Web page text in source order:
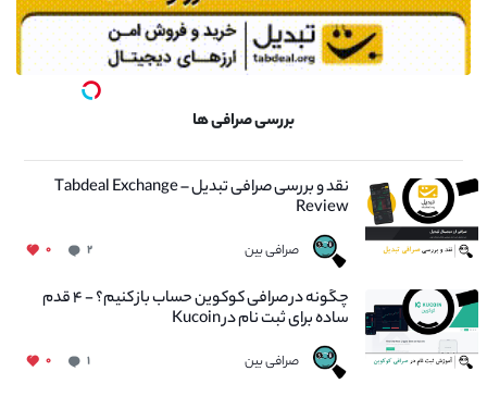
بررسی صرافی ها
نقد و بررسی صرافی تبدیل – Tabdeal Exchange
Review
صرافی بین ۲ ۰
چگونه در صرافی کوکوین حساب باز کنیم؟ - ۴ قدم
ساده برای ثبت نام در Kucoin
صرافی بین ۱ ۰